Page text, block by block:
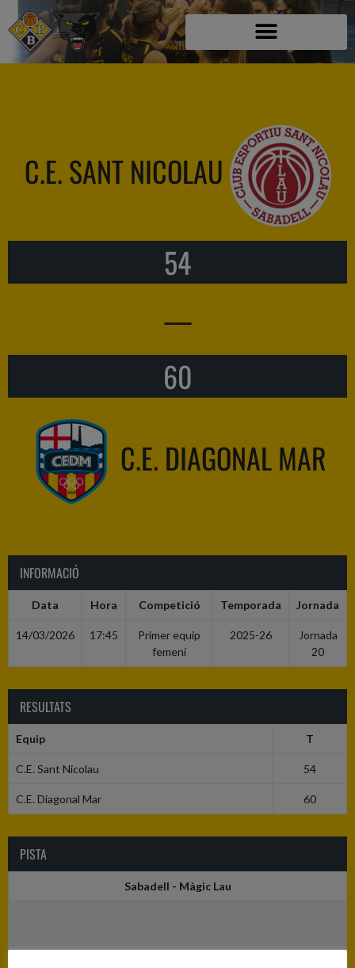
C.E. SANT NICOLAU
54
—
60
C.E. DIAGONAL MAR
INFORMACIÓ
Data Hora Competició Temporada Jornada
14/03/2026 17:45
Primer equip
femení
2025-26
Jornada
20
RESULTATS
Equip T
C.E. Sant Nicolau 54
C.E. Diagonal Mar 60
PISTA
Sabadell - Màgic Lau